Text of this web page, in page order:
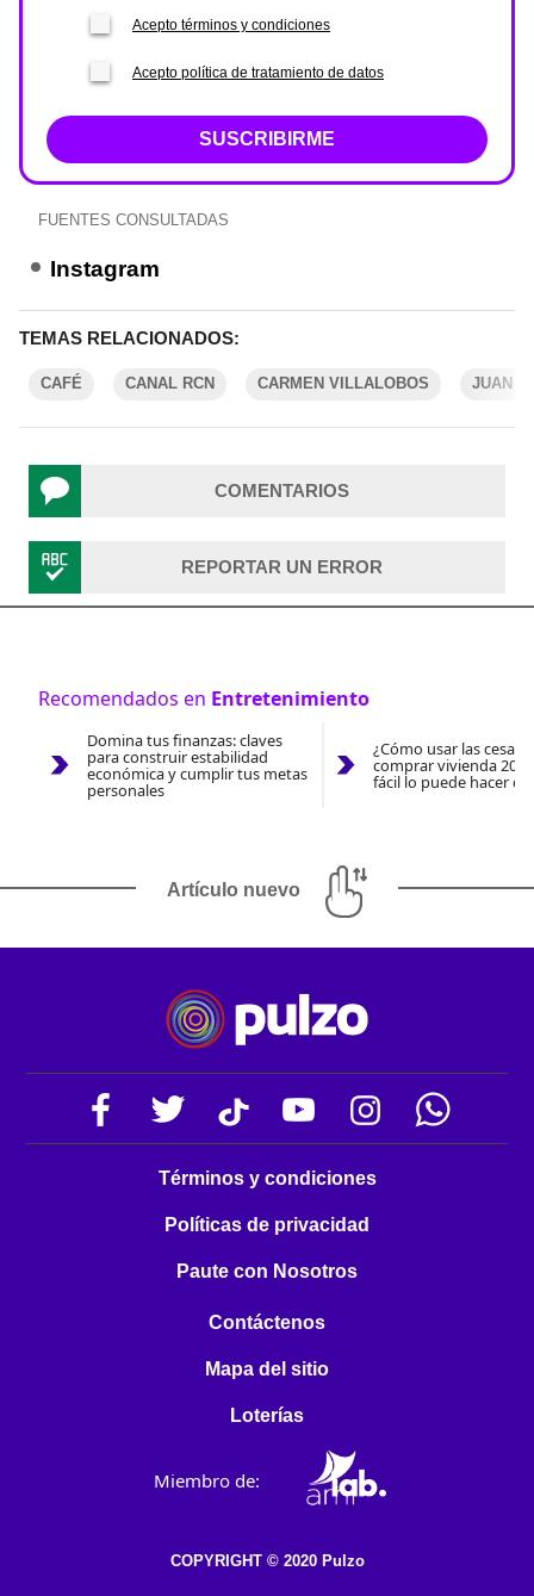
Acepto términos y condiciones
Acepto política de tratamiento de datos
SUSCRIBIRME
FUENTES CONSULTADAS
Instagram
TEMAS RELACIONADOS:
CAFÉ CANAL RCN CARMEN VILLALOBOS JUAN
COMENTARIOS
REPORTAR UN ERROR
Recomendados en Entretenimiento
Domina tus finanzas: claves
para construir estabilidad
económica y cumplir tus metas
personales
¿Cómo usar las
comprar vivienda
fácil lo puede hacer
Artículo nuevo
Términos y condiciones
Políticas de privacidad
Paute con Nosotros
Contáctenos
Mapa del sitio
Loterías
Miembro de:
COPYRIGHT © 2020 Pulzo